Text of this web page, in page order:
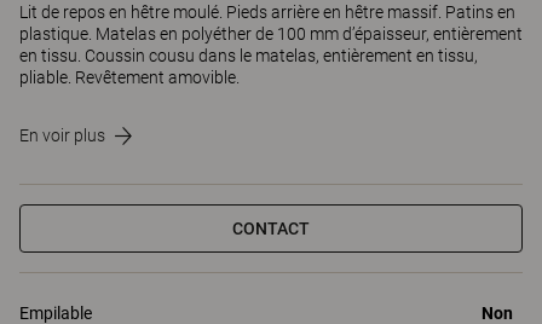
Lit de repos en hêtre moulé. Pieds arrière en hêtre massif. Patins en
plastique. Matelas en polyéther de 100 mm d’épaisseur, entièrement
en tissu. Coussin cousu dans le matelas, entièrement en tissu,
pliable. Revêtement amovible.
En voir plus
CONTACT
Empilable Non